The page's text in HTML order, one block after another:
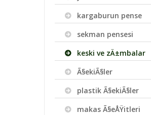
kargaburun pense
sekman pensesi
keski ve zÄ±mbalar
Ã§ekiÃ§ler
plastik Ã§ekiÃ§ler
makas Ã§eÅŸitleri